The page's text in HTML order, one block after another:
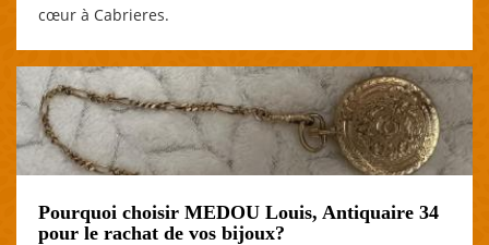
cœur à Cabrieres.
Pourquoi choisir MEDOU Louis, Antiquaire 34
pour le rachat de vos bijoux?